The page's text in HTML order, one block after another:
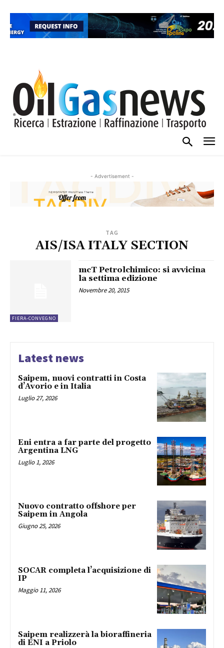
- Advertisement -
TAG
AIS/ISA ITALY SECTION
FIERA-CONVEGNO
mcT Petrolchimico: si avvicina
la settima edizione
Novembre 20, 2015
Latest news
Saipem, nuovi contratti in Costa
d’Avorio e in Italia
Luglio 27, 2026
Eni entra a far parte del progetto
Argentina LNG
Luglio 1, 2026
Nuovo contratto offshore per
Saipem in Angola
Giugno 25, 2026
SOCAR completa l’acquisizione di
IP
Maggio 11, 2026
Saipem realizzerà la bioraffineria
di ENI a Priolo